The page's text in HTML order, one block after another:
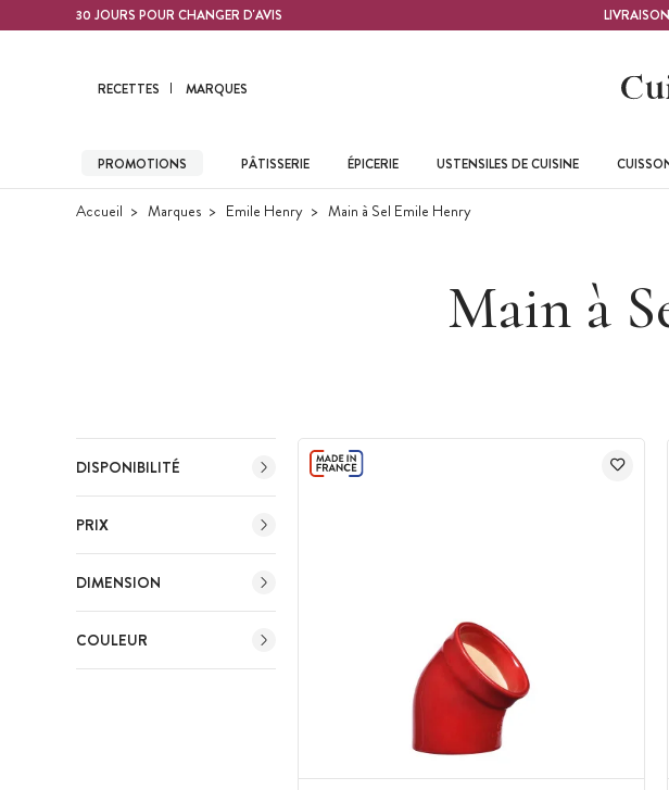
Contenu principal30 JOURS POUR CHANGER D'AVIS
RECETTES MARQUES
PROMOTIONS PÂTISSERIE ÉPICERIE USTENSILES DE CUISINE
Accueil Marques Emile Henry Main à Sel Emile Henry
Main à
DISPONIBILITÉ
PRIX
DIMENSION
COULEUR